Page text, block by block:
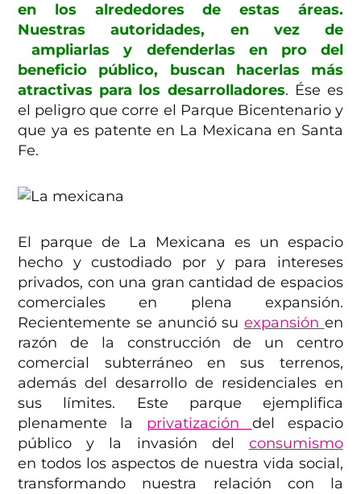
en los alrededores de estas áreas.
Nuestras autoridades, en vez de
ampliarlas y defenderlas en pro del
beneficio público, buscan hacerlas más
atractivas para los desarrolladores. Ése es
el peligro que corre el Parque Bicentenario y
que ya es patente en La Mexicana en Santa
Fe.
El parque de La Mexicana es un espacio
hecho y custodiado por y para intereses
privados, con una gran cantidad de espacios
comerciales en plena expansión.
Recientemente se anunció su expansión en
razón de la construcción de un centro
comercial subterráneo en sus terrenos,
además del desarrollo de residenciales en
sus límites. Este parque ejemplifica
plenamente la privatización del espacio
público y la invasión del consumismo
entodos los aspectos de nuestra vida social,
transformando nuestra relación con la